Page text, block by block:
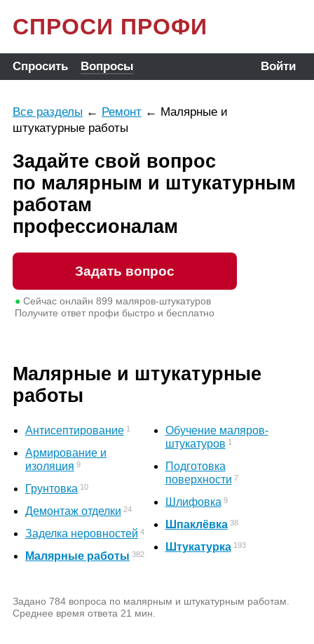
СПРОСИ ПРОФИ
Спросить Вопросы Войти
Все разделы ← Ремонт← Малярные и
штукатурные работы
Задайте свой вопрос
по малярным и штукатурным
работам
профессионалам
Задать вопрос
●Сейчас онлайн 899 маляров-штукатуров
Получите ответ профи быстро и бесплатно
Малярные и штукатурные
работы
Антисептирование 1
Армирование и
изоляция 9
Грунтовка 10
Демонтаж отделки 24
Заделка неровностей 4
Малярные работы 382
Обучение маляров-
штукатуров 1
Подготовка
поверхности 7
Шлифовка 9
Шпаклёвка 38
Штукатурка 193
Задано 784 вопроса по малярным и штукатурным работам.
Среднее время ответа 21 мин.